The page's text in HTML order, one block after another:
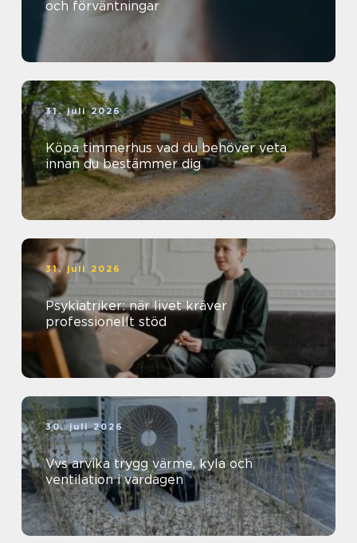
och förväntningar
31. juli 2026
Köpa timmerhus vad du behöver veta
innan du bestämmer dig
31. juli 2026
Psykiatriker: när livet kräver
professionellt stöd
30. juli 2026
Vvs arvika trygg värme, kyla och
ventilation i vardagen